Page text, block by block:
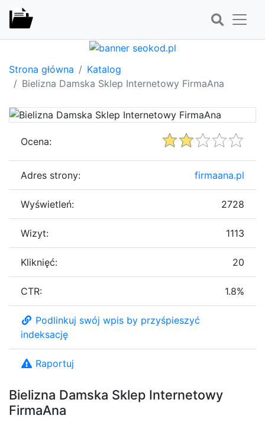
Strona główna
Katalog
Bielizna Damska Sklep Internetowy FirmaAna
Bielizna Damska Sklep Internetowy
FirmaAna
Ocena:
Adres strony: firmaana.pl
Wyświetleń: 2728
Wizyt: 1113
Kliknięć: 20
CTR: 1.8%
Podlinkuj swój wpis by przyśpieszyć
indeksację
Raportuj